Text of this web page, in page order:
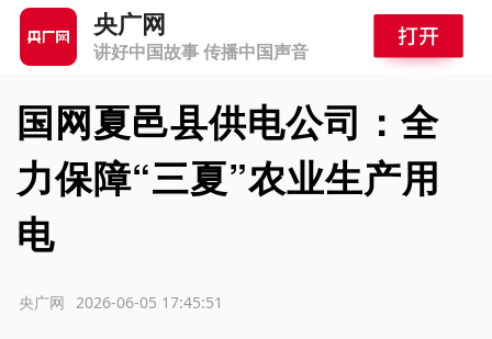
央广网
讲好中国故事 传播中国声音
国网夏邑县供电公司：全
力保障“三夏”农业生产用
电
2026-06-05 17:45:51
央广网